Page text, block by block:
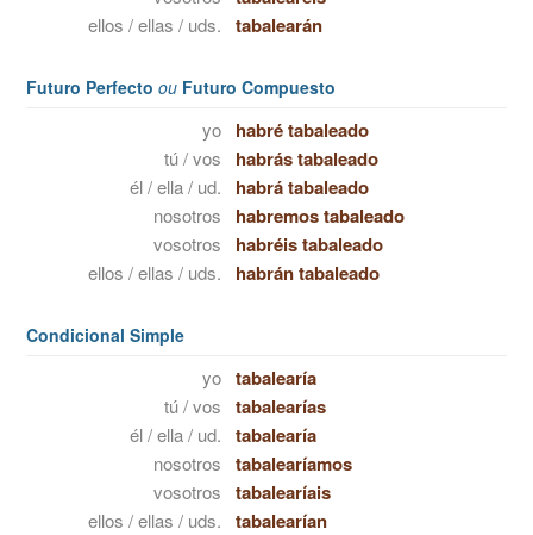
ellos / ellas / uds. tabalearán
Futuro Perfecto ou Futuro Compuesto
yo habré tabaleado
tú / vos habrás tabaleado
él / ella / ud. habrá tabaleado
nosotros habremos tabaleado
vosotros habréis tabaleado
ellos / ellas / uds. habrán tabaleado
Condicional Simple
yo tabalearía
tú / vos tabalearías
él / ella / ud. tabalearía
nosotros tabalearíamos
vosotros tabalearíais
ellos / ellas / uds. tabalearían